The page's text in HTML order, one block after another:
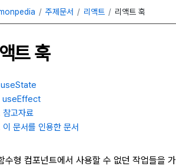
주제문서 리액트 리액트 훅
트 훅
useState
useEffect
참고자료
이 문서를 인용한 문서
수형 컴포넌트에서 사용할 수 없던 작업들을